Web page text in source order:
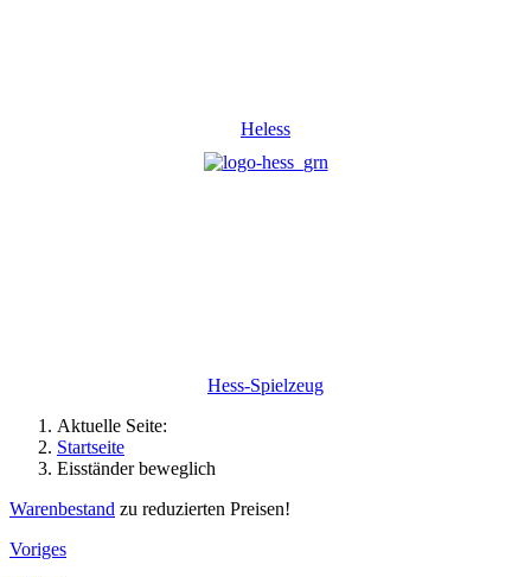
Heless
Hess-Spielzeug
Aktuelle Seite:
Startseite
Eisständer beweglich
Warenbestand zu reduzierten Preisen!
Voriges